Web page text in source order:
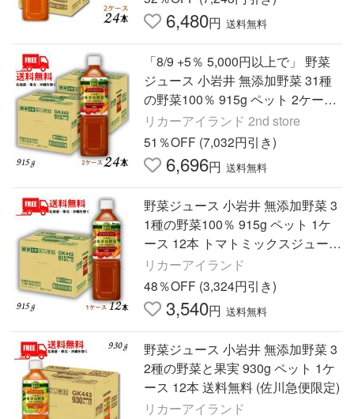
6,480円 送料無料
「8/9 +5％ 5,000円以上で」 野菜
ジュース 小岩井 無添加野菜 31種
の野菜100％ 915g ペット 2ケース
24本 トマトミックスジュース 送料
無料 (佐川急便限定)
リカーアイランド 2nd store
51％OFF (7,032円引き)
6,696円 送料無料
野菜ジュース 小岩井 無添加野菜 3
1種の野菜100％ 915g ペット 1ケ
ース 12本 トマトミックスジュース
送料無料 (佐川急便限定)
リカーアイランド
48％OFF (3,324円引き)
3,540円 送料無料
野菜ジュース 小岩井 無添加野菜 3
2種の野菜と果実 930g ペット 1ケ
ース 12本 送料無料 (佐川急便限定)
リカーアイランド